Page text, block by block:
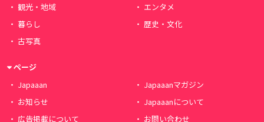
観光・地域
エンタメ
暮らし
歴史・文化
古写真
ページ
Japaaan
Japaaanマガジン
お知らせ
Japaaanについて
広告掲載について
お問い合わせ